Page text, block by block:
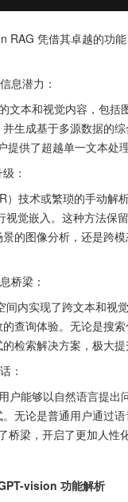
息潜力：
生成基于多源数据的
供了超越单一文本处
：
觉嵌入。这种方法保
的图像分析，还是跨
桥梁：
查询体验。无论是搜
检索解决方案，极大提
：
无论是普通用户通过
梁，开启了更加人性
vision 功能解析